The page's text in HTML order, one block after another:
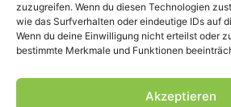
zuzugreifen. Wenn du diesen Technologien
wie das Surfverhalten oder eindeutige IDs auf
Wenn du deine Einwilligung nicht erteilst oder
bestimmte Merkmale und Funktionen
Akzeptieren